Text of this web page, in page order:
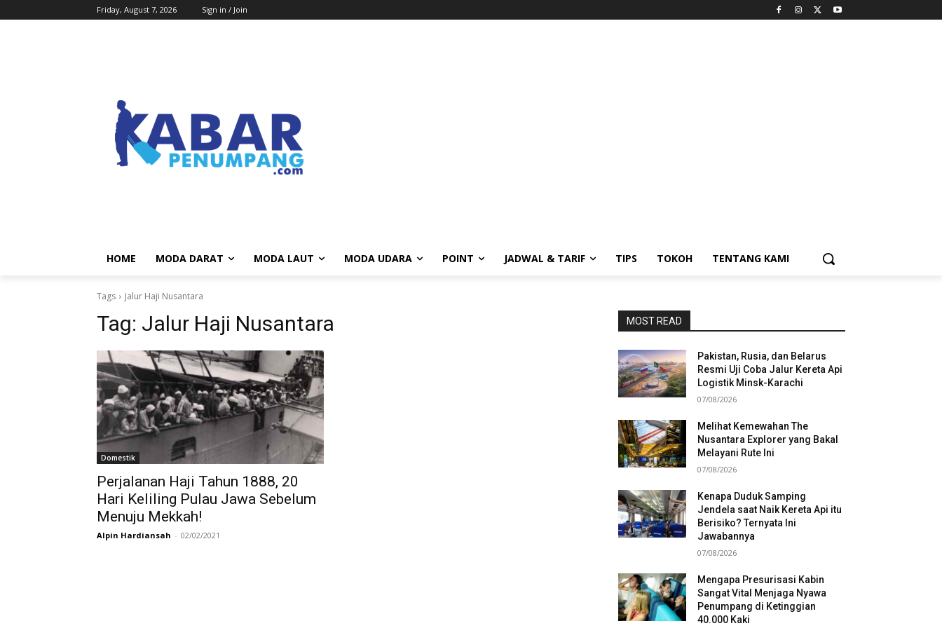
Friday, August 7, 2026 Sign in / Join
HOME MODA DARAT MODA LAUT MODA UDARA POINT JADWAL & TARIF TIPS TOKOH TENTANG KAMI
Tags Jalur Haji Nusantara
Tag: Jalur Haji Nusantara
Domestik
Perjalanan Haji Tahun 1888, 20
Hari Keliling Pulau Jawa Sebelum
Menuju Mekkah!
Alpin Hardiansah - 02/02/2021
MOST READ
Pakistan, Rusia, dan Belarus
Resmi Uji Coba Jalur Kereta Api
Logistik Minsk-Karachi
07/08/2026
Melihat Kemewahan The
Nusantara Explorer yang Bakal
Melayani Rute Ini
07/08/2026
Kenapa Duduk Samping
Jendela saat Naik Kereta Api itu
Berisiko? Ternyata Ini
Jawabannya
07/08/2026
Mengapa Presurisasi Kabin
Sangat Vital Menjaga Nyawa
Penumpang di Ketinggian
40.000 Kaki